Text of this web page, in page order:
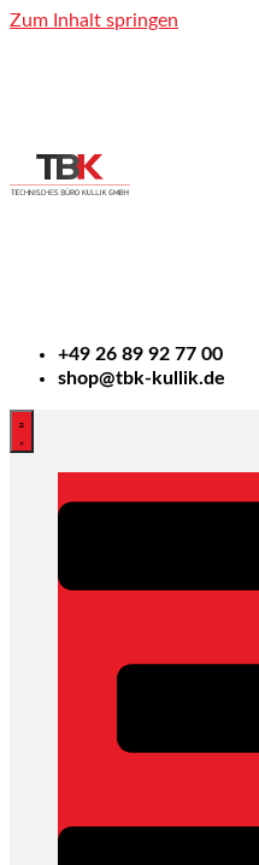
Zum Inhalt springen
+49 26 89 92 77 00
shop@tbk-kullik.de